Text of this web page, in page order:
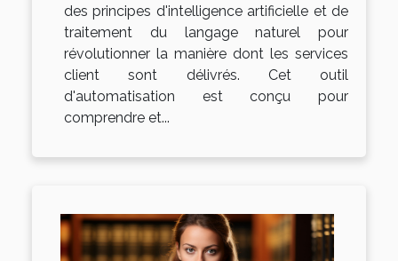
des principes d'intelligence artificielle et de
traitement du langage naturel pour
révolutionner la manière dont les services
client sont délivrés. Cet outil
d'automatisation est conçu pour
comprendre et...